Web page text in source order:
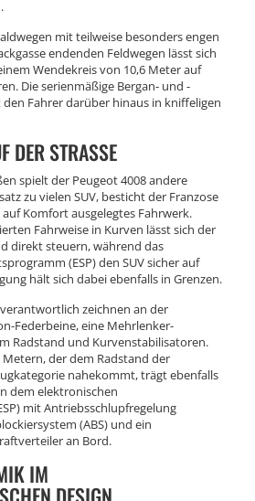
mit teilweise besonders engen
endenden Feldwegen lässt sich
Wendekreis von 10,6 Meter auf
Die serienmäßige Bergan- und -
Fahrer darüber hinaus in kniffeligen
STRASSE
spielt der Peugeot 4008 andere
zu vielen SUV, besticht der Franzose
Komfort ausgelegtes Fahrwerk.
Fahrweise in Kurven lässt sich der
direkt steuern, während das
(ESP) den SUV sicher auf
hält sich dabei ebenfalls in Grenzen.
zeichnen an der
Federbeine, eine Mehrlenker-
Radstand und Kurvenstabilisatoren.
Metern, der dem Radstand der
nahekommt, trägt ebenfalls
dem elektronischen
mit Antriebsschlupfregelung
(ABS) und ein
an Bord.
IM